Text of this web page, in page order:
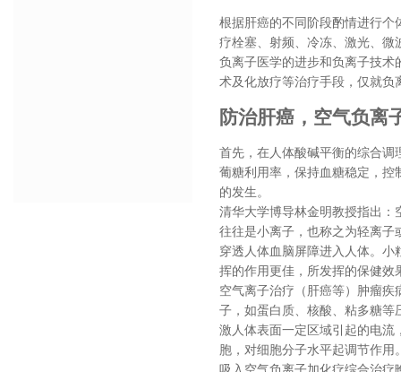
根据肝癌的不同阶段酌情进行个
疗栓塞、射频、冷冻、激光、微
负离子医学的进步和负离子技术
术及化放疗等治疗手段，仅就负
防治肝癌，空气负离
首先，在人体酸碱平衡的综合调
葡糖利用率，保持血糖稳定，控
的发生。
清华大学博导林金明教授指出：
往往是小离子，也称之为轻离子
穿透人体血脑屏障进入人体。
挥的作用更佳，所发挥的保健效
空气离子治疗（肝癌等）肿瘤
子，如蛋白质、核酸、粘多糖等
激人体表面一定区域引起的电流
胞，对细胞分子水平起调节作